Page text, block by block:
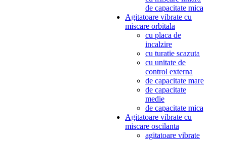
de capacitate mica
Agitatoare vibrate cu
miscare orbitala
cu placa de
incalzire
cu turatie scazuta
cu unitate de
control externa
de capacitate mare
de capacitate
medie
de capacitate mica
Agitatoare vibrate cu
miscare oscilanta
agitatoare vibrate